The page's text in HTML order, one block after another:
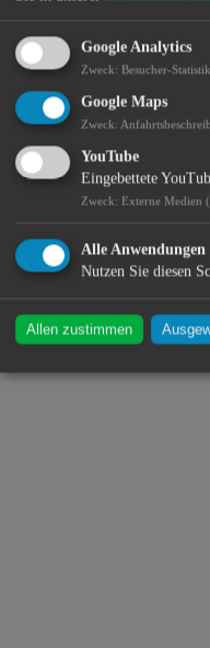
360°-Versorger in Sachen
Orthopädietechnik
Homecare
Rehatechnik
Brustprothetik
uvm.
Google Analytics
Zweck: Besucher-
Google Maps
Zweck:
YouTube
Eingebettete
Zweck: Externe Medien
Alle
Nutzen Sie diesen
Allen zustimmen